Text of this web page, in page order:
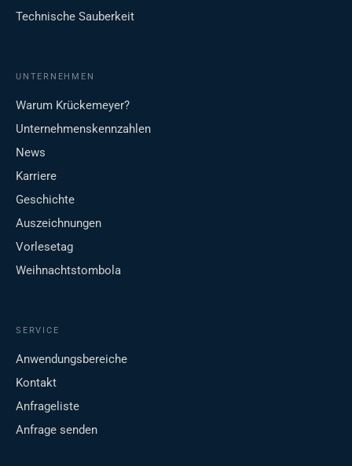
Technische Sauberkeit
UNTERNEHMEN
Warum Krückemeyer?
Unternehmenskennzahlen
News
Karriere
Geschichte
Auszeichnungen
Vorlesetag
Weihnachtstombola
SERVICE
Anwendungsbereiche
Kontakt
Anfrageliste
Anfrage senden